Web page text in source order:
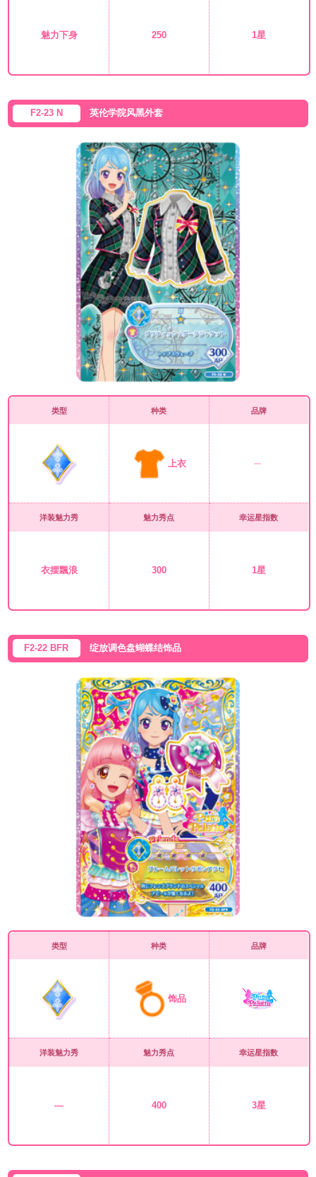
魅力下身 250 1星
F2-23 N 英伦学院风黑外套
类型 种类
上衣
品牌
洋装魅力秀
衣摆飄浪
魅力秀点
300
幸运星指数
1星
F2-22 BFR 绽放调色盘蝴蝶结饰品
类型 种类
饰品
品牌
洋装魅力秀
—
魅力秀点
400
幸运星指数
3星